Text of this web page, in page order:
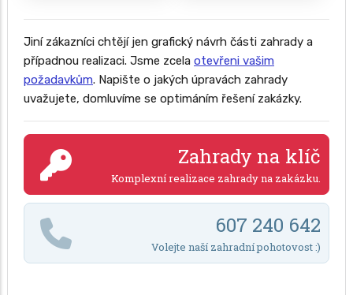
Jiní zákazníci chtějí jen grafický návrh části zahrady a
případnou realizaci. Jsme zcela otevřeni vašim
požadavkům. Napište o jakých úpravách zahrady
uvažujete, domluvíme se optimáním řešení zakázky.
Zahrady na klíč
Komplexní realizace zahrady na zakázku.
607 240 642
Volejte naší zahradní pohotovost :)